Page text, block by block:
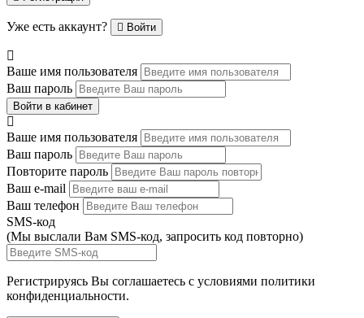
Уже есть аккаунт? Войти
Ваше имя пользователя
Ваш пароль
Войти в кабинет
Ваше имя пользователя
Ваш пароль
Повторите пароль
Ваш e-mail
Ваш телефон
SMS-код
(Мы выслали Вам SMS-код, запросить код повторно)
Регистрируясь Вы соглашаетесь с условиями политики
конфиденциальности.